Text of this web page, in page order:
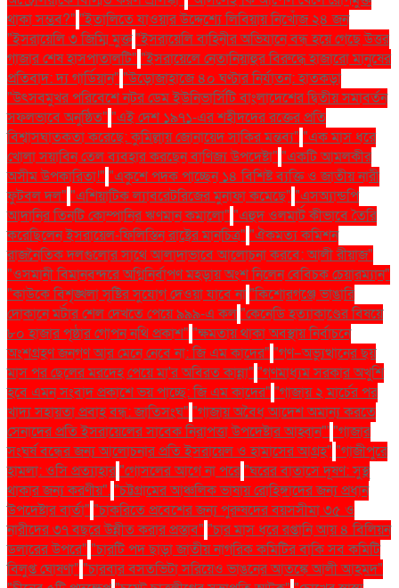
থাকা সম্ভব?" "ইতালিতে যাওয়ার উদ্দেশ্যে লিবিয়ায় নিখোঁজ ২৪ জন
"ইসরায়েলি ৩ জিম্মি মুক্ত"ইসরায়েলি বাহিনীর অভিযানে বন্ধ হয়ে গেছে উত্তর
গাজার শেষ হাসপাতালটি" "ইসরায়েলে নেতানিয়াহুর বিরুদ্ধে হাজারো মানুষের
প্রতিবাদ: দ্য গার্ডিয়ান" "উড়োজাহাজে ৪০ ঘণ্টার নির্যাতন: হাতকড়া
"উৎসবমুখর পরিবেশে নটর ডেম ইউনিভার্সিটি বাংলাদেশের দ্বিতীয় সমাবর্তন
সফলভাবে অনুষ্ঠিত" "এই দেশ ১৯৭১-এর শহীদদের রক্তের প্রতি
বিশ্বাসঘাতকতা করেছে: কুমিল্লায় জোনায়েদ সাকির মন্তব্য" "এক মাস ধরে
খোলা সয়াবিন তেল ব্যবহার করছেন বাণিজ্য উপদেষ্টা" "একটি আমলকীর
অসীম উপকারিতা!" "একুশে পদক পাচ্ছেন ১৪ বিশিষ্ট ব্যক্তি ও জাতীয় নারী
ফুটবল দল" "এশিয়াটিক ল্যাবরেটরিজের মুনাফা কমেছে" "এসঅ্যান্ডপি
আদানির তিনটি কোম্পানির ঋণমান কমালো" "এহুদ ওলমার্ট কীভাবে তৈরি
করেছিলেন ইসরায়েল-ফিলিস্তিন রাষ্ট্রের মানচিত্র" "ঐকমত্য কমিশন
রাজনৈতিক দলগুলোর সাথে আলাদাভাবে আলোচনা করবে: আলী রীয়াজ"
"ওসমানী বিমানবন্দরে অগ্নিনির্বাপণ মহড়ায় অংশ নিলেন বেবিচক চেয়ারম্যান"
"কাউকে বিশৃঙ্খলা সৃষ্টির সুযোগ দেওয়া যাবে না"কিশোরগঞ্জে ভাঙারি
দোকানে মর্টার শেল দেখতে পেয়ে ৯৯৯-এ কল"কেনেডি হত্যাকাণ্ডের বিষয়ে
৮০ হাজার পৃষ্ঠার গোপন নথি প্রকাশ" "ক্ষমতায় থাকা অবস্থায় নির্বাচনে
অংশগ্রহণ জনগণ আর মেনে নেবে না: জি এম কাদের" "গণ–অভ্যুত্থানের ছয়
মাস পর ছেলের মরদেহ পেয়ে মা'র অবিরত কান্না" "গণমাধ্যম সরকার অখুশি
হবে এমন সংবাদ প্রকাশে ভয় পাচ্ছে: জি এম কাদের" "গাজায় ২ মার্চের পর
খাদ্য সহায়তা প্রবাহ বন্ধ: জাতিসংঘ" "গাজায় অবৈধ আদেশ অমান্য করতে
সেনাদের প্রতি ইসরায়েলের সাবেক নিরাপত্তা উপদেষ্টার আহ্বান"' "গাজার
সংঘর্ষ বন্ধের জন্য আলোচনার প্রতি ইসরায়েল ও হামাসের আগ্রহ" "গাজীপুরে
হামলা: ওসি প্রত্যাহার"গোসলের আগে না পরে"ঘরের বাতাসে দূষণ: সুস্থ
থাকার জন্য করণীয়"."চট্টগ্রামের আঞ্চলিক ভাষায় রোহিঙ্গাদের জন্য প্রধান
উপদেষ্টার বার্তা" "চাকরিতে প্রবেশের জন্য পুরুষদের বয়সসীমা ৩৫ ও
নারীদের ৩৭ বছরে উন্নীত করার প্রস্তাব" "চার মাস ধরে রপ্তানি আয় ৪ বিলিয়ন
ডলারের উপরে" "চারটি পদ ছাড়া জাতীয় নাগরিক কমিটির বাকি সব কমিটি
বিলুপ্ত ঘোষণা" "চারবার বসতভিটা সরিয়েও ভাঙনের আতঙ্কে আলী আহমদ"